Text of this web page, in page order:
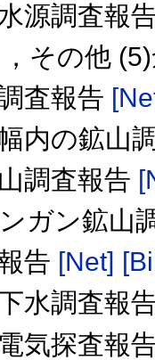
源調査報
その他
査報告
内の鉱山
調査報告
ガン鉱山
告 [Net]
水調査報
気探査報